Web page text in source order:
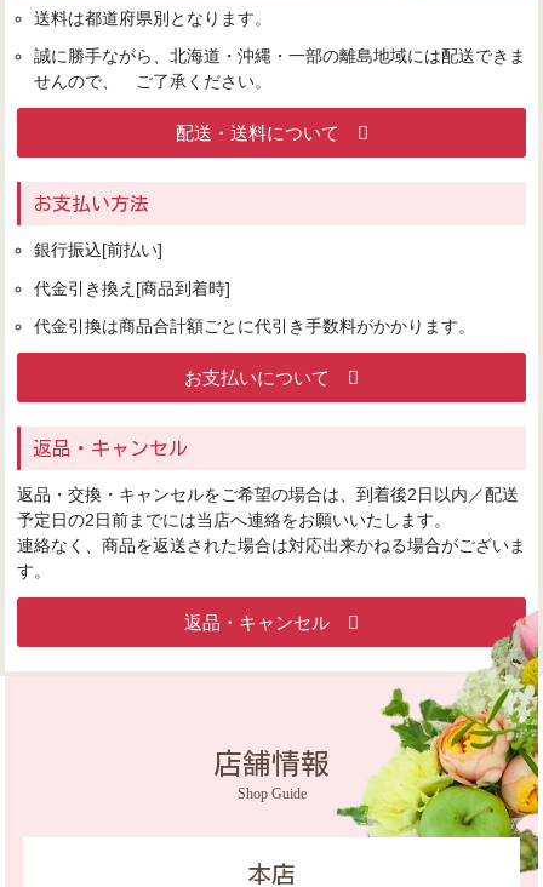
送料は都道府県別となります。
誠に勝手ながら、北海道・沖縄・一部の離島地域には配送できま
せんので、 ご了承ください。
配送・送料について
お支払い方法
銀行振込[前払い]
代金引き換え[商品到着時]
代金引換は商品合計額ごとに代引き手数料がかかります。
お支払いについて
返品・キャンセル
返品・交換・キャンセルをご希望の場合は、到着後2日以内／配送
予定日の2日前までには当店へ連絡をお願いいたします。
連絡なく、商品を返送された場合は対応出来かねる場合がございま
す。
返品・キャンセル
店舗情報
Shop Guide
本店